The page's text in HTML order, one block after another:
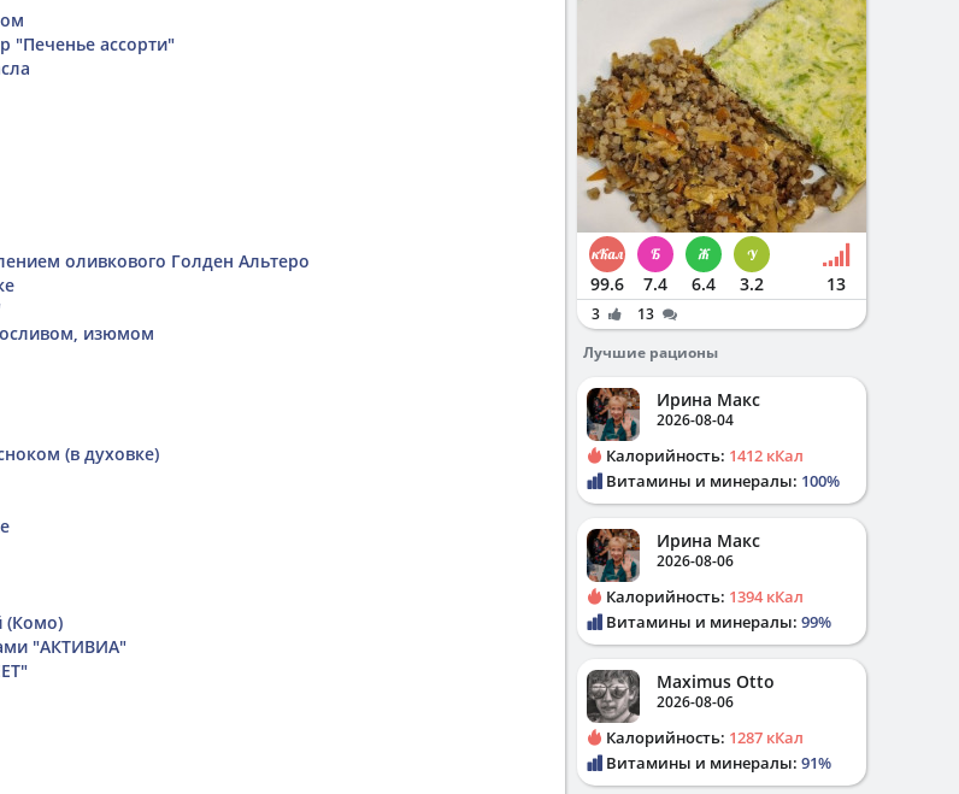
ассорти"
оливкового Голден Альтеро
изюмом
(в духовке)
(Комо)
"АКТИВИА"
99.6 7.4 6.4 3.2 13
3
13
Лучшие рационы
Ирина Макс
2026-08-04
Калорийность: 1412 кКал
Витамины и минералы: 100%
Ирина Макс
2026-08-06
Калорийность: 1394 кКал
Витамины и минералы: 99%
Maximus Otto
2026-08-06
Калорийность: 1287 кКал
Витамины и минералы: 91%